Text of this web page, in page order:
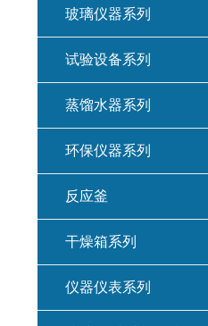
玻璃仪器系列
试验设备系列
蒸馏水器系列
环保仪器系列
反应釜
干燥箱系列
仪器仪表系列